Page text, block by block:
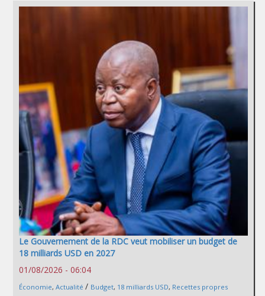
Le Gouvernement de la RDC veut mobiliser un budget de
18 milliards USD en 2027
01/08/2026 - 06:04
Économie, Actualité / Budget, 18 milliards USD, Recettes propres